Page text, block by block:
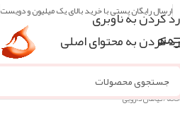
رد کردن به ناوبری
رد کردن به محتوای اصلی
ارسال رایگان پستی با خرید بالای یک میلیون و دویست
منو
خانه/گیاهان دارویی